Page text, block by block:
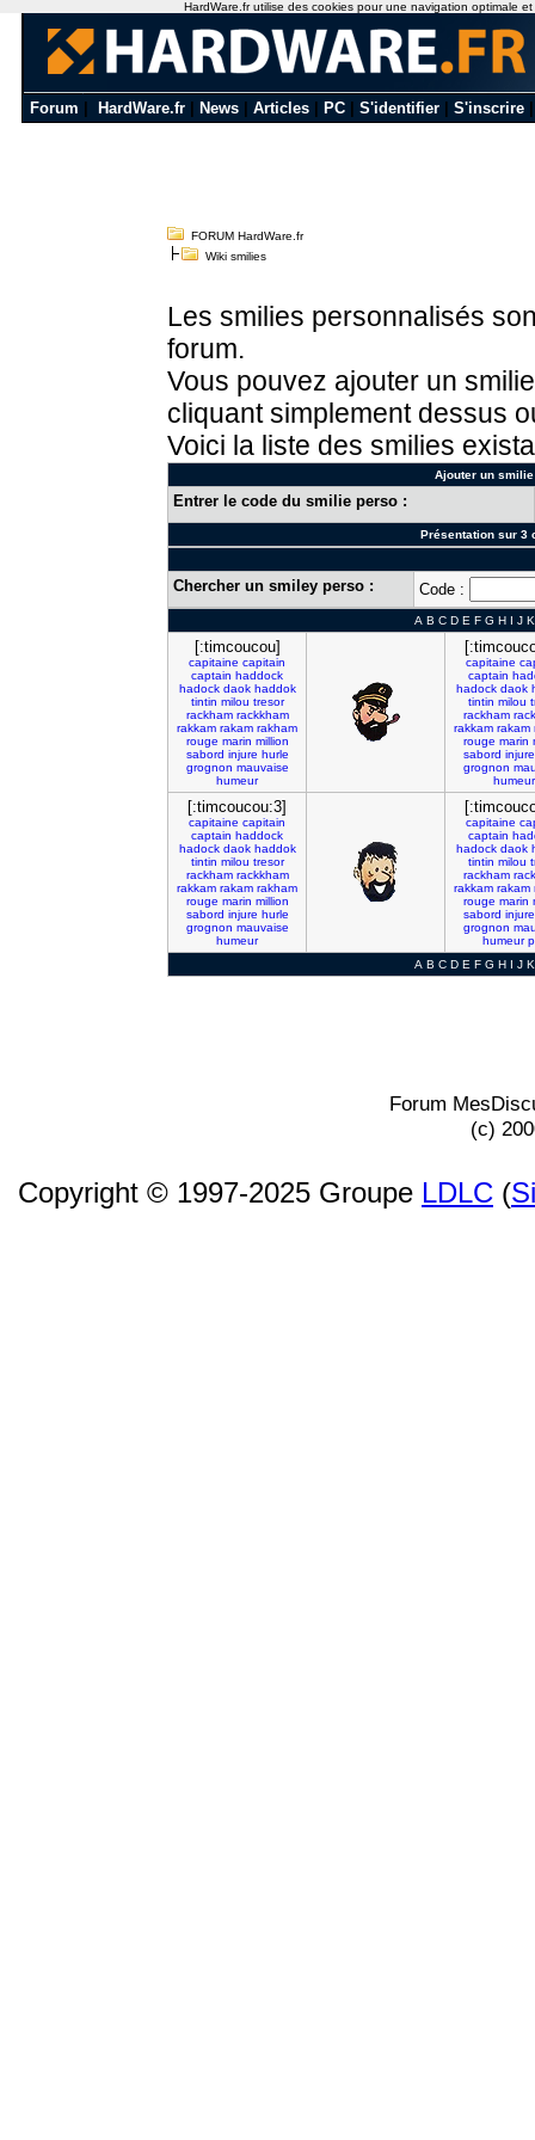
Forum HardWare.fr News Articles PC S'identifier S'inscrire
FORUM HardWare.fr
Wiki smilies
Les smilies personnalisés
forum.
Vous pouvez ajouter un
cliquant simplement dessus
Voici la liste des smilies
Ajouter un
Entrer le code du smilie perso :
Présentation sur 3
Chercher un smiley perso : Code :
A B C D E F G H I J K
[:timcoucou]
capitaine capitain
captain haddock
hadock daok haddok
tintin milou tresor
rackham rackkham
rakkam rakam rakham
rouge marin million
sabord injure hurle
grognon mauvaise
humeur
capitaine
captain
hadock daok
tintin milou
rackham
rakkam rakam
rouge marin
sabord injure
grognon
humeur
[:timcoucou:3]
capitaine capitain
captain haddock
hadock daok haddok
tintin milou tresor
rackham rackkham
rakkam rakam rakham
rouge marin million
sabord injure hurle
grognon mauvaise
humeur
capitaine
captain
hadock daok
tintin milou
rackham
rakkam rakam
rouge marin
sabord injure
grognon
humeur
A B C D E F G H I J K
Forum
(c)
Copyright © 1997-2025 Groupe LDLC (
HardWare.fr utilise des cookies pour une navigation optimale